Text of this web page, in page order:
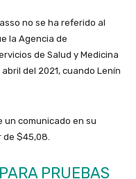
no se ha referido al
la Agencia de
de Salud y Medicina
del 2021, cuando Lenín
un comunicado en su
de $45,08.
PRUEBAS